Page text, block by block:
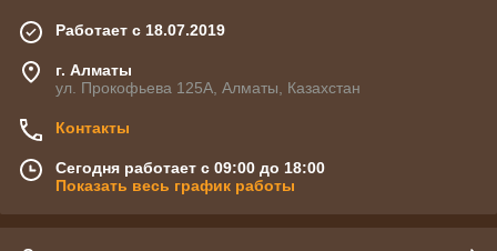
Работает с 18.07.2019
г. Алматы
ул. Прокофьева 125А, Алматы, Казахстан
Контакты
Сегодня работает с 09:00 до 18:00
Показать весь график работы